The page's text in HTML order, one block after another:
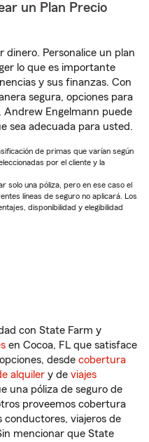
un Plan Precio
Personalice un plan
lo que es importante
y sus finanzas. Con
segura, opciones para
Engelmann puede
sea adecuada para usted.
de primas que varían según
por el cliente y la
solo una póliza, pero en ese caso el
líneas de seguro no aplicará. Los
disponibilidad y elegibilidad
con State Farm y
en Cocoa, FL que satisface
desde cobertura
alquiler y de viajes
una póliza de seguro de
proveemos cobertura
conductores, viajeros de
mencionar que State